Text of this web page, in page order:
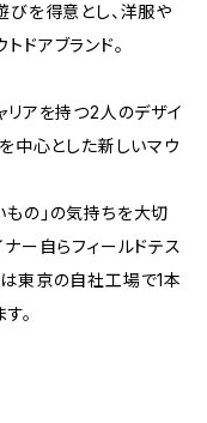
びを得意とし、洋服や
ドアブランド。
リアを持つ2人のデザイ
中心とした新しいマウ
の」の気持ちを大切
ナー自らフィールドテス
は東京の自社工場で1本
。